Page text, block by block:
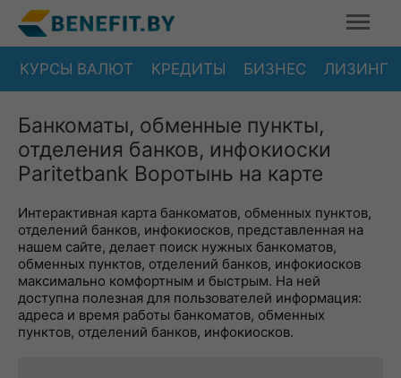
КУРСЫ ВАЛЮТ КРЕДИТЫ БИЗНЕС ЛИЗИНГ
Банкоматы, обменные пункты,
отделения банков, инфокиоски
Paritetbank Воротынь на карте
Интерактивная карта банкоматов, обменных пунктов,
отделений банков, инфокиосков, представленная на
нашем сайте, делает поиск нужных банкоматов,
обменных пунктов, отделений банков, инфокиосков
максимально комфортным и быстрым. На ней
доступна полезная для пользователей информация:
адреса и время работы банкоматов, обменных
пунктов, отделений банков, инфокиосков.